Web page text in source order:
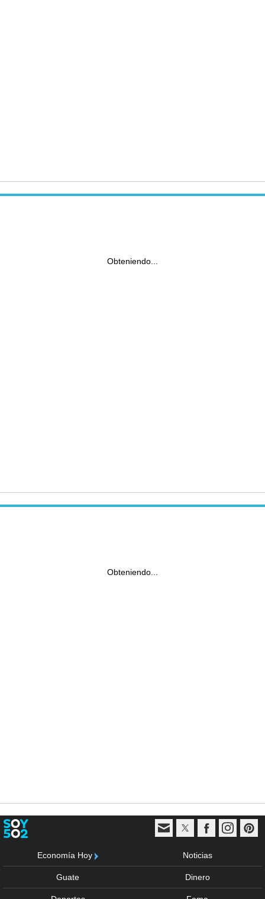
Obteniendo...
Obteniendo...
Economía Hoy Noticias
Guate Dinero